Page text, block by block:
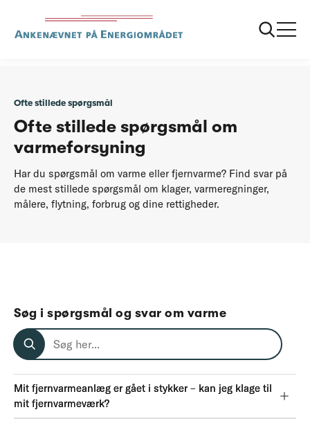
FAQ Varme
Ofte stillede spørgsmål
Ofte stillede spørgsmål om
varmeforsyning
Har du spørgsmål om varme eller fjernvarme? Find svar på
de mest stillede spørgsmål om klager, varmeregninger,
målere, flytning, forbrug og dine rettigheder.
Søg i spørgsmål og svar om varme
Mit fjernvarmeanlæg er gået i stykker – kan jeg klage til
mit fjernvarmeværk?